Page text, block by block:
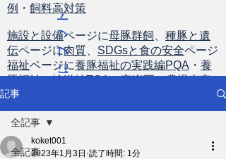
例 ・ 飼料高対策
施設と設備ページに母豚群飼
種豚と遺
伝ページに肉質 SDGsと食の安全ページ
福祉ページに養豚福祉の実践編PQA ・ 養
豚福祉の輸送編TQA・安楽死・農場査定
ト
ッ
プ
に
記事
全記事
全記事
koket001
2023年1月3日 読了時間: 1分